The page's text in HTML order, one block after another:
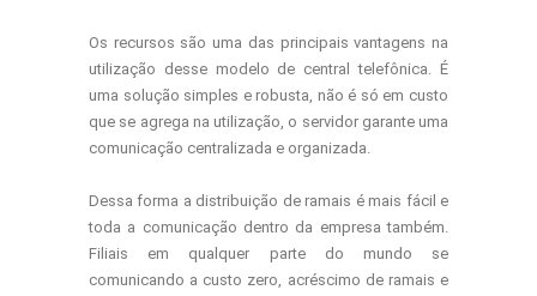
Os recursos são uma das principais vantagens na
utilização desse modelo de central telefônica. É
uma solução simples e robusta, não é só em custo
que se agrega na utilização, o servidor garante uma
comunicação centralizada e organizada.
Dessa forma a distribuição de ramais é mais fácil e
toda a comunicação dentro da empresa também.
Filiais em qualquer parte do mundo se
comunicando a custo zero, acréscimo de ramais e